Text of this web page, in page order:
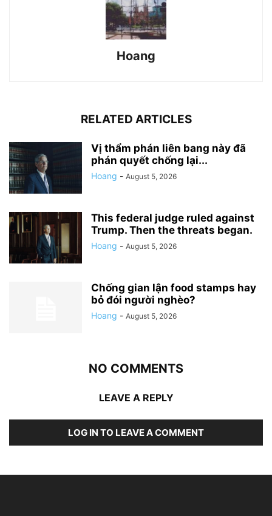
Hoang
RELATED ARTICLES
Vị thẩm phán liên bang này đã
phán quyết chống lại...
Hoang - August 5, 2026
This federal judge ruled against
Trump. Then the threats began.
Hoang - August 5, 2026
Chống gian lận food stamps hay
bỏ đói người nghèo?
Hoang - August 5, 2026
NO COMMENTS
LEAVE A REPLY
LOG IN TO LEAVE A COMMENT